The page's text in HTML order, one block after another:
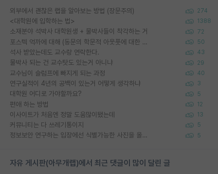
외부에서 괜찮은 랩을 알아보는 방법 (장문주의) 274
<대학원에 입학하는 법> 1388
소재분야 석박사 대학원생 + 물박사들이 착각하는 거 72
포스텍 억까에 대해 (동문의 학문적 아웃풋에 대한 반박) 50
석사 받았는데도 교수랑 연락한다. 43
물박사 되는 건 교수탓도 있는거 아니냐 29
교수님이 슬럼프에 빠지게 되는 과정 40
연구실적이 4년의 공백이 있는거 어떻게 생각하냐 3
대학원 어디로 가야할까요? 5
편애 하는 방법 12
이사이트가 처음엔 정말 도움많이됐는데 13
커뮤니티는 다 쓰레기통이지 5
정보보안 연구하는 입장에선 식별가능한 사진을 올리는건 비추이긴함 5
자유 게시판(아무개랩)에서 최근 댓글이 많이 달린 글